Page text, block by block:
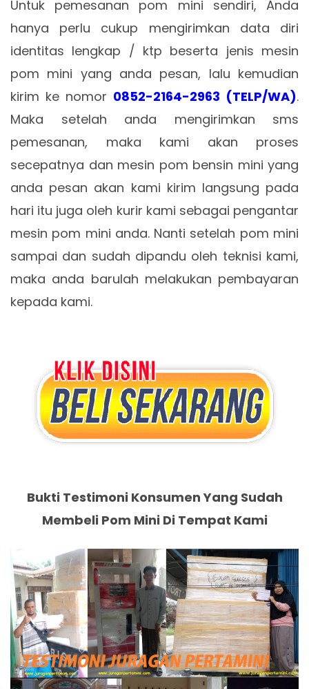
Untuk pemesanan pom mini sendiri, Anda
hanya perlu cukup mengirimkan data diri
identitas lengkap / ktp beserta jenis mesin
pom mini yang anda pesan, lalu kemudian
kirim ke nomor 0852-2164-2963 (TELP/WA).
Maka setelah anda mengirimkan sms
pemesanan, maka kami akan proses
secepatnya dan mesin pom bensin mini yang
anda pesan akan kami kirim langsung pada
hari itu juga oleh kurir kami sebagai pengantar
mesin pom mini anda. Nanti setelah pom mini
sampai dan sudah dipandu oleh teknisi kami,
maka anda barulah melakukan pembayaran
kepada kami.
Bukti Testimoni Konsumen Yang Sudah
Membeli Pom Mini Di Tempat Kami